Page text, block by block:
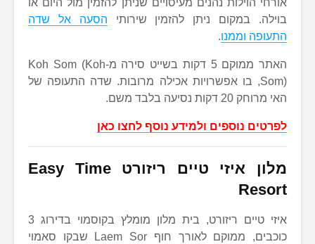
אורחי הוילות נהנים מעיסויים שניתן להזמין מול היום או
בוילה. במקום ניתן להזמין שירותי הסעה אל שדה
התעופה וממנו.
האתר ממוקם 5 דקות בשייט סירה מ-Koh Som (Koh
Som), בו אפשרויות אכילה מרובות. שדה התעופה של
האי מרוחק 20 דקות נסיעה בלבד משם.
לפרטים נוספים ולמידע נוסף לחצו כאן
מלון איזי טיים ריזורט
Easy Time
Resort
איזי טיים ריזורט, בית מלון מומלץ בקוסמוי בדירוג 3
כוכבים, ממוקם לאורך חוף Laem Sor שבקו סאמוי